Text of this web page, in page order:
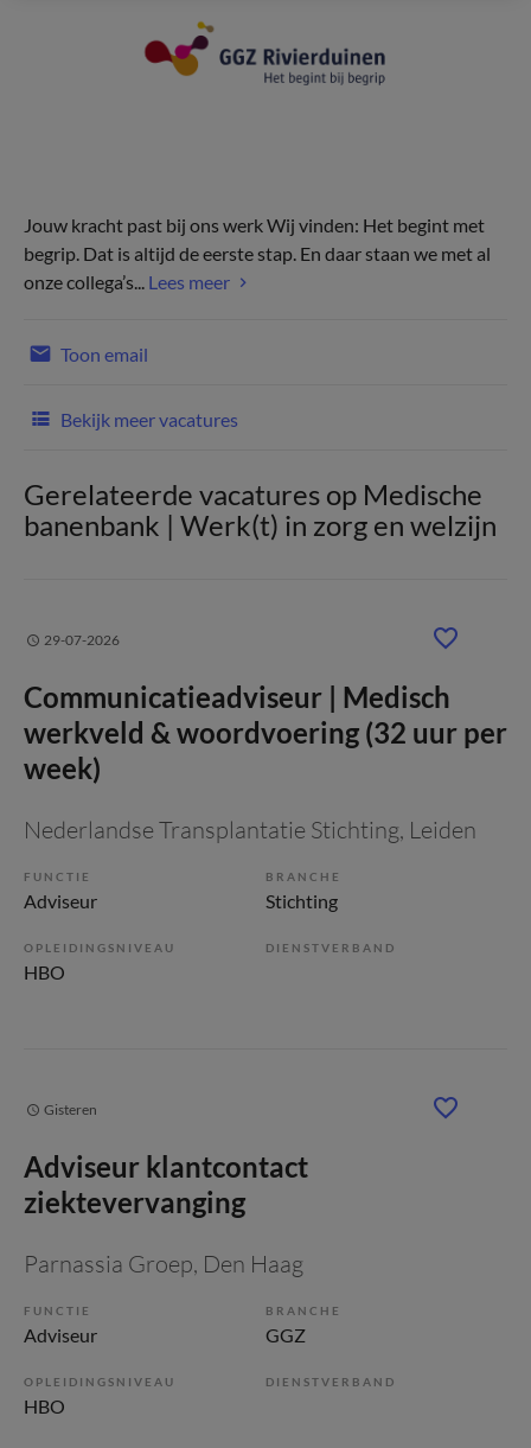
Jouw kracht past bij ons werk Wij vinden: Het begint met
begrip. Dat is altijd de eerste stap. En daar staan we met al
onze collega’s... Lees meer
Toon email
Bekijk meer vacatures
Gerelateerde vacatures op Medische
banenbank | Werk(t) in zorg en welzijn
29-07-2026
Communicatieadviseur | Medisch
werkveld & woordvoering (32 uur per
week)
Nederlandse Transplantatie Stichting, Leiden
FUNCTIE
Adviseur
BRANCHE
Stichting
OPLEIDINGSNIVEAU
HBO
DIENSTVERBAND
Gisteren
Adviseur klantcontact
ziektevervanging
Parnassia Groep, Den Haag
FUNCTIE
Adviseur
BRANCHE
GGZ
OPLEIDINGSNIVEAU
HBO
DIENSTVERBAND